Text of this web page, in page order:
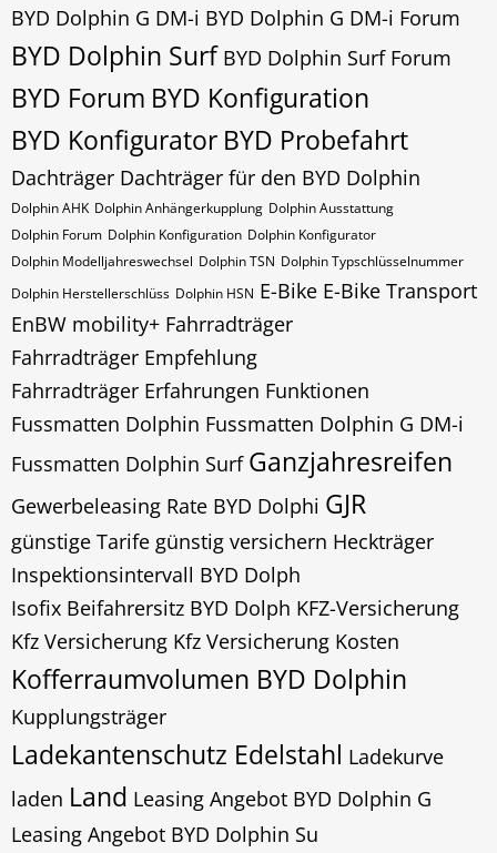
BYD Dolphin G DM-i BYD Dolphin G DM-i Forum
BYD Dolphin Surf BYD Dolphin Surf Forum
BYD Forum BYD Konfiguration
BYD Konfigurator BYD Probefahrt
Dachträger Dachträger für den BYD Dolphin
Dolphin AHK Dolphin Anhängerkupplung Dolphin Ausstattung
Dolphin Forum Dolphin Konfiguration Dolphin Konfigurator
Dolphin Modelljahreswechsel Dolphin​​​​ TSN Dolphin​​​​ Typschlüsselnummer
Dolphin​​​​​ Herstellerschlüss Dolphin​​​​​ HSN E-Bike E-Bike Transport
EnBW mobility+ Fahrradträger
Fahrradträger Empfehlung
Fahrradträger Erfahrungen Funktionen
Fussmatten Dolphin Fussmatten Dolphin G DM-i
Fussmatten Dolphin Surf Ganzjahresreifen
Gewerbeleasing Rate BYD Dolphi GJR
günstige Tarife günstig versichern Heckträger
Inspektionsintervall BYD Dolph
Isofix Beifahrersitz BYD Dolph KFZ-Versicherung
Kfz Versicherung Kfz Versicherung Kosten
Kofferraumvolumen BYD Dolphin
Kupplungsträger
Ladekantenschutz Edelstahl Ladekurve
laden Land Leasing Angebot BYD Dolphin G
Leasing Angebot BYD Dolphin Su